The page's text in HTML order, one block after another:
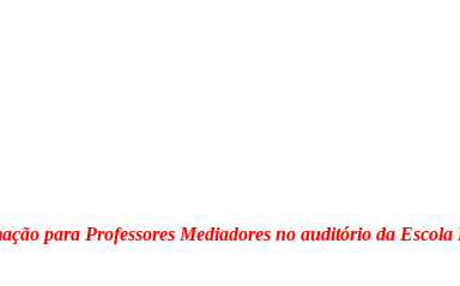
para Professores Mediadores no auditório da